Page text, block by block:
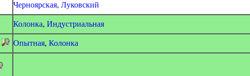
Черноярская, Луковский
Колонка, Индустриальная
Опытная, Колонка